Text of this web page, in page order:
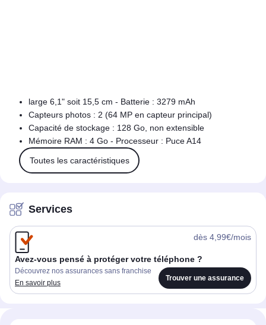
large 6,1" soit 15,5 cm - Batterie : 3279 mAh
Capteurs photos : 2 (64 MP en capteur principal)
Capacité de stockage : 128 Go, non extensible
Mémoire RAM : 4 Go - Processeur : Puce A14
Toutes les caractéristiques
Services
Avez-vous pensé à protéger votre téléphone ?
Découvrez nos assurances sans franchise
En savoir plus
dès 4,99€/mois
Trouver une assurance